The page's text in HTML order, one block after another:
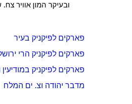
ובעיקר המון אוויר
פארקים לפיקניק בעיר
פארקים לפיקניק הרי
פארקים לפיקניק
מדבר יהודה וצ. ים המלח